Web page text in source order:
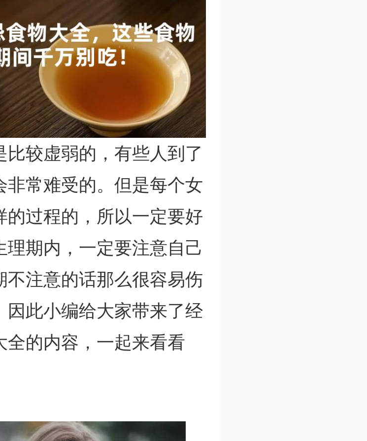
较虚弱的，有些人到了
非常难受的。但是每个女
的过程的，所以一定要好
理期内，一定要注意自己
不注意的话那么很容易伤
因此小编给大家带来了经
全的内容，一起来看看